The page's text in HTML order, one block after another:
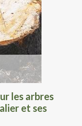
les arbres
et ses